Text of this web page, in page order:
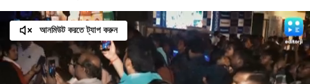
আনমিউট করতে ট্যাপ করুন